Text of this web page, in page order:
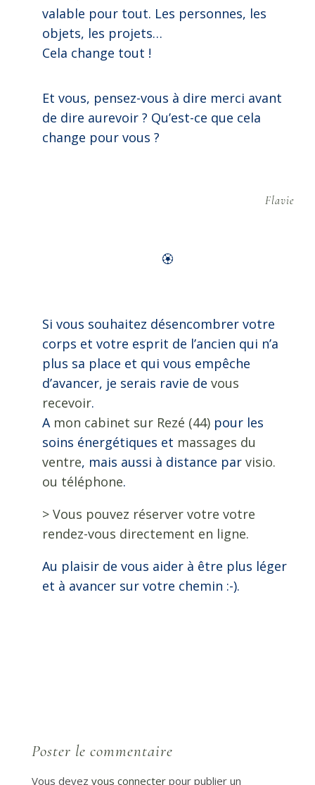
valable pour tout. Les personnes, les
objets, les projets…
Cela change tout !
Et vous, pensez-vous à dire merci avant
de dire aurevoir ? Qu’est-ce que cela
change pour vous ?
Flavie
🏵️
Si vous souhaitez désencombrer votre
corps et votre esprit de l’ancien qui n’a
plus sa place et qui vous empêche
d’avancer, je serais ravie de vous
recevoir.
A mon cabinet sur Rezé (44)pour les
soins énergétiques et massages du
ventre, mais aussi à distance par visio.
ou téléphone.
> Vous pouvez réserver votre votre
rendez-vous directement en ligne.
Au plaisir de vous aider à être plus léger
et à avancer sur votre chemin :-).
Poster le commentaire
Vous devez vous connecterpour publier un